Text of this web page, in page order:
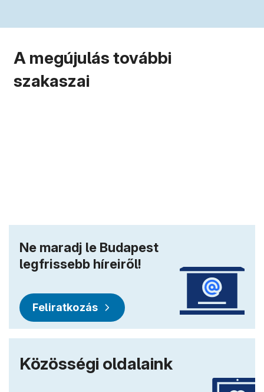
A megújulás további
szakaszai
Nagykörúton
Bővebben
Portálprogram a Nagykörúton
Ne maradj le Budapest
legfrissebb híreiről!
Feliratkozás
Közösségi oldalaink